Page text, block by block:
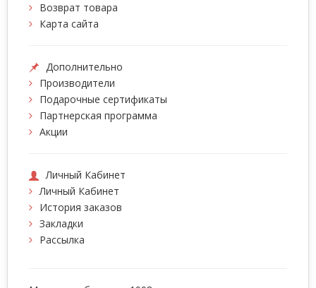
Возврат товара
Карта сайта
Дополнительно
Производители
Подарочные сертификаты
Партнерская программа
Акции
Личный Кабинет
Личный Кабинет
История заказов
Закладки
Рассылка